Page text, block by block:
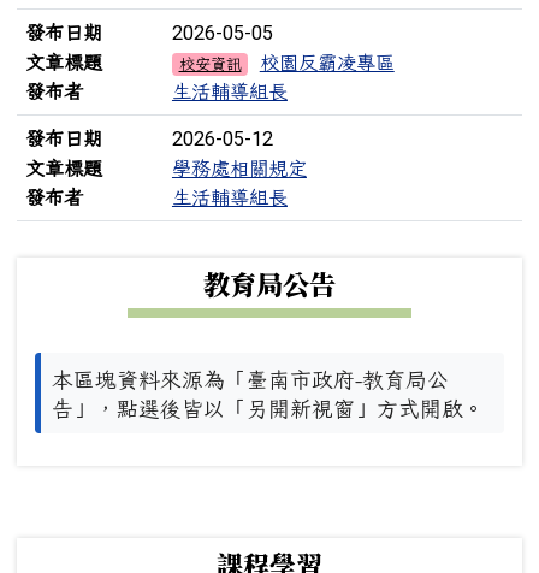
發布日期 2026-05-05
文章標題 校安資訊
校園反霸凌專區
發布者
生活輔導組長
發布日期 2026-05-12
文章標題
學務處相關規定
發布者
生活輔導組長
教育局公告
本區塊資料來源為「臺南市政府-教育局公
告」，點選後皆以「另開新視窗」方式開啟。
課程學習